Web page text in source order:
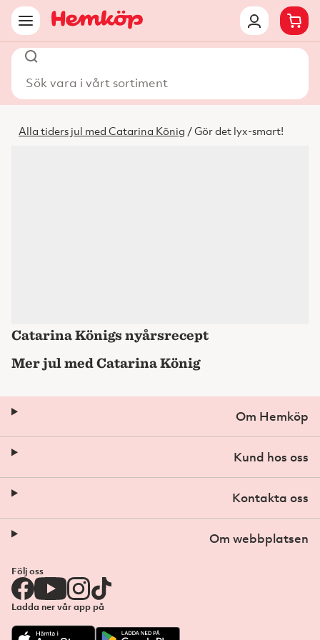
Alla tiders jul med Catarina König / Gör det lyx-smart!
Catarina Königs nyårsrecept
Mer jul med Catarina König
Om Hemköp
Kund hos oss
Kontakta oss
Om webbplatsen
Följ oss
Ladda ner vår app på